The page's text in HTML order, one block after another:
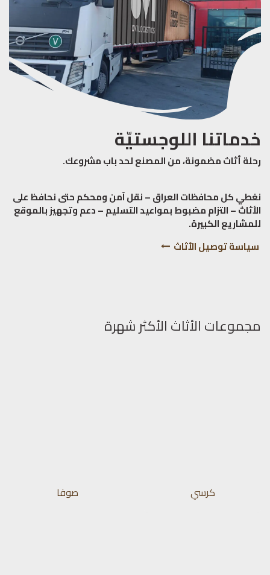
خدماتنا اللوجستيّة
رحلة أثاث مضمونة، من المصنع لحد باب مشروعك.
نغطي كل محافظات العراق – نقل آمن ومحكم حتى نحافظ على
الأثاث – التزام مضبوط بمواعيد التسليم – دعم وتجهيز بالموقع
للمشاريع الكبيرة.
سياسة توصيل الأثاث
مجموعات الأثاث الأكثر شهرة
كرسي صوفا